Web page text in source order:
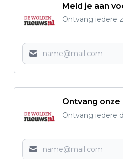
Meld je aan
Ontvang iedere
Ontvang
Ontvang iedere